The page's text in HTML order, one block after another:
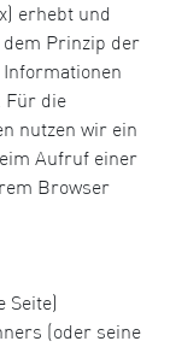
erhebt und
Prinzip der
Für die
nutzen wir ein
Aufruf einer
Browser
Seite)
(oder seine